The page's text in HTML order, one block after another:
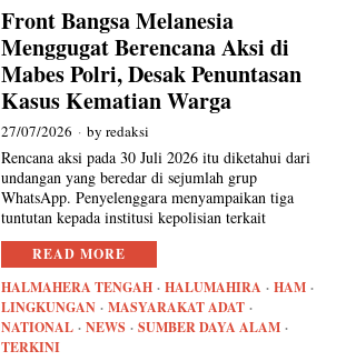
Front Bangsa Melanesia
Menggugat Berencana Aksi di
Mabes Polri, Desak Penuntasan
Kasus Kematian Warga
27/07/2026 byredaksi
Rencana aksi pada 30 Juli 2026 itu diketahui dari
undangan yang beredar di sejumlah grup
WhatsApp. Penyelenggara menyampaikan tiga
tuntutan kepada institusi kepolisian terkait
READ MORE
HALMAHERA TENGAH · HALUMAHIRA · HAM ·
LINGKUNGAN · MASYARAKAT ADAT ·
NATIONAL · NEWS · SUMBER DAYA ALAM ·
TERKINI